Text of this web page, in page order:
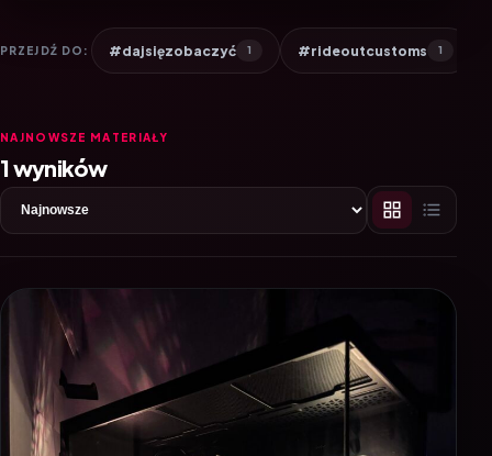
PRZEJDŹ DO: #dajsięzobaczyć 1 #rideoutcustoms 1
NAJNOWSZE MATERIAŁY
1 wyników